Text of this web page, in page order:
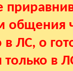
ЛС, о
только в